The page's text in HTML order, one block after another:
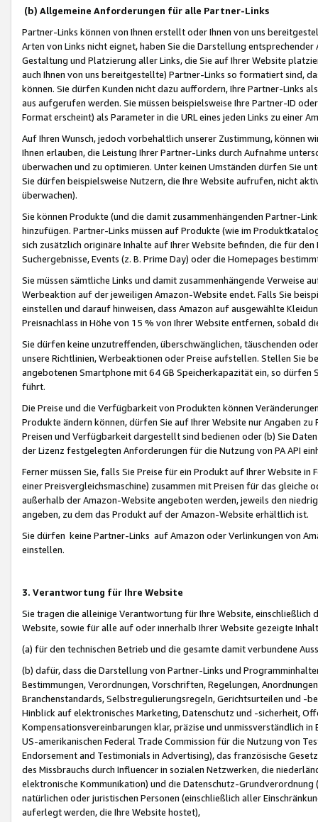
(b) Allgemeine Anforderungen für alle Partner-Links
Partner-Links können von Ihnen erstellt oder Ihnen von uns
Arten von Links nicht eignet, haben Sie die Darstellung
Gestaltung und Platzierung aller Links, die Sie auf Ihrer Website
auch Ihnen von uns bereitgestellte) Partner-Links so formatiert sind,
können. Sie dürfen Kunden nicht dazu auffordern, Ihre Partner-Links
aus aufgerufen werden. Sie müssen beispielsweise Ihre Partner-ID
Format erscheint) als Parameter in die URL eines jeden Links zu einer
Auf Ihren Wunsch, jedoch vorbehaltlich unserer Zustimmung, können
Ihnen erlauben, die Leistung Ihrer Partner-Links durch Aufnahme
überwachen und zu optimieren. Unter keinen Umständen dürfen Sie
Sie dürfen beispielsweise Nutzern, die Ihre Website aufrufen, nicht
überwachen).
Sie können Produkte (und die damit zusammenhängenden Partner-
hinzufügen. Partner-Links müssen auf Produkte (wie im
sich zusätzlich originäre Inhalte auf Ihrer Website befinden, die für
Suchergebnisse, Events (z. B. Prime Day) oder die Homepages
Sie müssen sämtliche Links und damit zusammenhängende
Werbeaktion auf der jeweiligen Amazon-Website endet. Falls Sie
einstellen und darauf hinweisen, dass Amazon auf ausgewählte
Preisnachlass in Höhe von 15 % von Ihrer Website entfernen, sobald
Sie dürfen keine unzutreffenden, überschwänglichen, täuschenden
unsere Richtlinien, Werbeaktionen oder Preise aufstellen. Stellen Sie
angebotenen Smartphone mit 64 GB Speicherkapazität ein, so dürfen
führt.
Die Preise und die Verfügbarkeit von Produkten können
Produkte ändern können, dürfen Sie auf Ihrer Website nur Angaben
Preisen und Verfügbarkeit dargestellt sind bedienen oder (b) Sie
der Lizenz festgelegten Anforderungen für die Nutzung von PA API
Ferner müssen Sie, falls Sie Preise für ein Produkt auf Ihrer Website
einer Preisvergleichsmaschine) zusammen mit Preisen für das
außerhalb der Amazon-Website angeboten werden, jeweils den
angeben, zu dem das Produkt auf der Amazon-Website erhältlich ist.
Sie dürfen keine Partner-Links auf Amazon oder Verlinkungen von
einstellen.
3. Verantwortung für Ihre Website
Sie tragen die alleinige Verantwortung für Ihre Website,
Website, sowie für alle auf oder innerhalb Ihrer Website gezeigte
(a) für den technischen Betrieb und die gesamte damit verbundene
(b) dafür, dass die Darstellung von Partner-Links und
Bestimmungen, Verordnungen, Vorschriften, Regelungen,
Branchenstandards, Selbstregulierungsregeln, Gerichtsurteilen und -
Hinblick auf elektronisches Marketing, Datenschutz und -sicherheit,
Kompensationsvereinbarungen klar, präzise und unmissverständlich
US-amerikanischen Federal Trade Commission für die Nutzung von
Endorsement and Testimonials in Advertising), das französische
des Missbrauchs durch Influencer in sozialen Netzwerken, die
elektronische Kommunikation) und die Datenschutz-
natürlichen oder juristischen Personen (einschließlich aller
auferlegt werden, die Ihre Website hostet),